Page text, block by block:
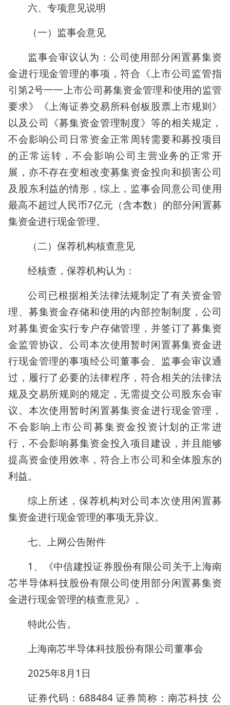
六、专项意见说明
（一）监事会意见
监事会审议认为：公司使用部分闲置募集资
金进行现金管理的事项，符合《上市公司监管指
引第2号一一上市公司募集资金管理和使用的监管
要求》《上海证券交易所科创板股票上市规则》
以及公司《募集资金管理制度》等的相关规定，
不会影响公司日常资金正常周转需要和募投项目
的正常运转，不会影响公司主营业务的正常开
展，亦不存在变相改变募集资金投向和损害公司
及股东利益的情形，综上，监事会同意公司使用
最高不超过人民币7亿元（含本数）的部分闲置募
集资金进行现金管理。
（二）保荐机构核查意见
经核查，保荐机构认为：
公司已根据相关法律法规制定了有关资金管
理、募集资金存储和使用的内部控制制度，公司
对募集资金实行专户存储管理，并签订了募集资
金监管协议。公司本次使用暂时闲置募集资金进
行现金管理的事项经公司董事会、监事会审议通
过，履行了必要的法律程序，符合相关的法律法
规及交易所规则的规定，无需提交公司股东会审
议。本次使用暂时闲置募集资金进行现金管理，
不会影响上市公司募集资金投资计划的正常进
行，不会影响募集资金投入项目建设，并且能够
提高资金使用效率，符合上市公司和全体股东的
利益。
综上所述，保荐机构对公司本次使用闲置募
集资金进行现金管理的事项无异议。
七、上网公告附件
1、《中信建投证券股份有限公司关于上海南
芯半导体科技股份有限公司使用部分闲置募集资
金进行现金管理的核查意见》。
特此公告。
上海南芯半导体科技股份有限公司董事会
2025年8月1日
证券代码：688484 证券简称：南芯科技 公